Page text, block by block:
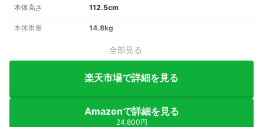
本体高さ 112.5cm
本体重量 14.8kg
全部見る
楽天市場で詳細を見る
Amazonで詳細を見る
24,800円